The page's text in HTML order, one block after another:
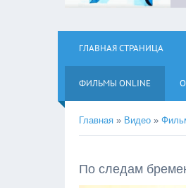
ГЛАВНАЯ СТРАНИЦА
ФИЛЬМЫ ОNLINE
Главная » Видео »
По следам